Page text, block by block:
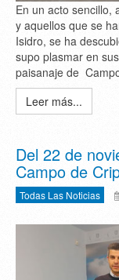
En un acto sencillo,
y aquellos que se
Isidro, se ha
supo plasmar en
paisanaje de
Leer más...
Del 22 de
Campo de
Todas Las Noticias